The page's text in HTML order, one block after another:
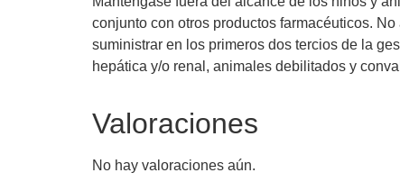
conjunto con otros productos farmacéuticos.
suministrar en los primeros dos tercios de la
hepática y/o renal, animales debilitados y
Valoraciones
No hay valoraciones aún.